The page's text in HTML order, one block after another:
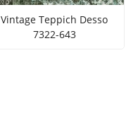
Vintage Teppich Desso
7322-643